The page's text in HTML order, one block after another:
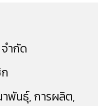
ำกัด
พันธุ์, การผลิต,